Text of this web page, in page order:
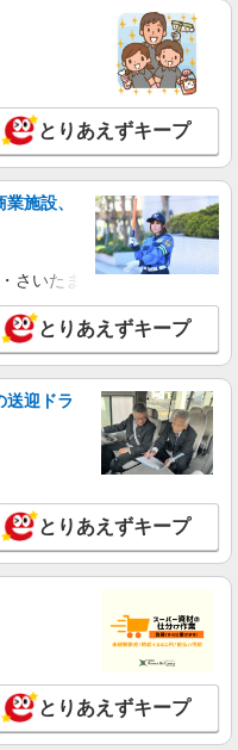
とりあえずキープ
施設、
さいたま市岩槻区・久喜市・
とりあえずキープ
送迎ドラ
とりあえずキープ
とりあえずキープ